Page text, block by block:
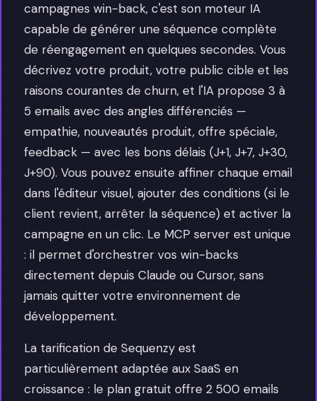
campagnes win-back, c'est son moteur IA
capable de générer une séquence complète
de réengagement en quelques secondes. Vous
décrivez votre produit, votre public cible et les
raisons courantes de churn, et l'IA propose 3 à
5 emails avec des angles différenciés —
empathie, nouveautés produit, offre spéciale,
feedback — avec les bons délais (J+1, J+7, J+30,
J+90). Vous pouvez ensuite affiner chaque email
dans l'éditeur visuel, ajouter des conditions (si le
client revient, arrêter la séquence) et activer la
campagne en un clic. Le MCP server est unique
: il permet d'orchestrer vos win-backs
directement depuis Claude ou Cursor, sans
jamais quitter votre environnement de
développement.
La tarification de Sequenzy est
particulièrement adaptée aux SaaS en
croissance : le plan gratuit offre 2 500 emails